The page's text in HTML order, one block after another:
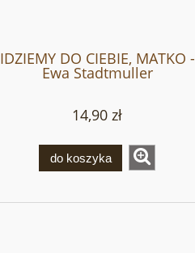
IDZIEMY DO CIEBIE, MATKO -
Ewa Stadtmuller
14,90 zł
do koszyka